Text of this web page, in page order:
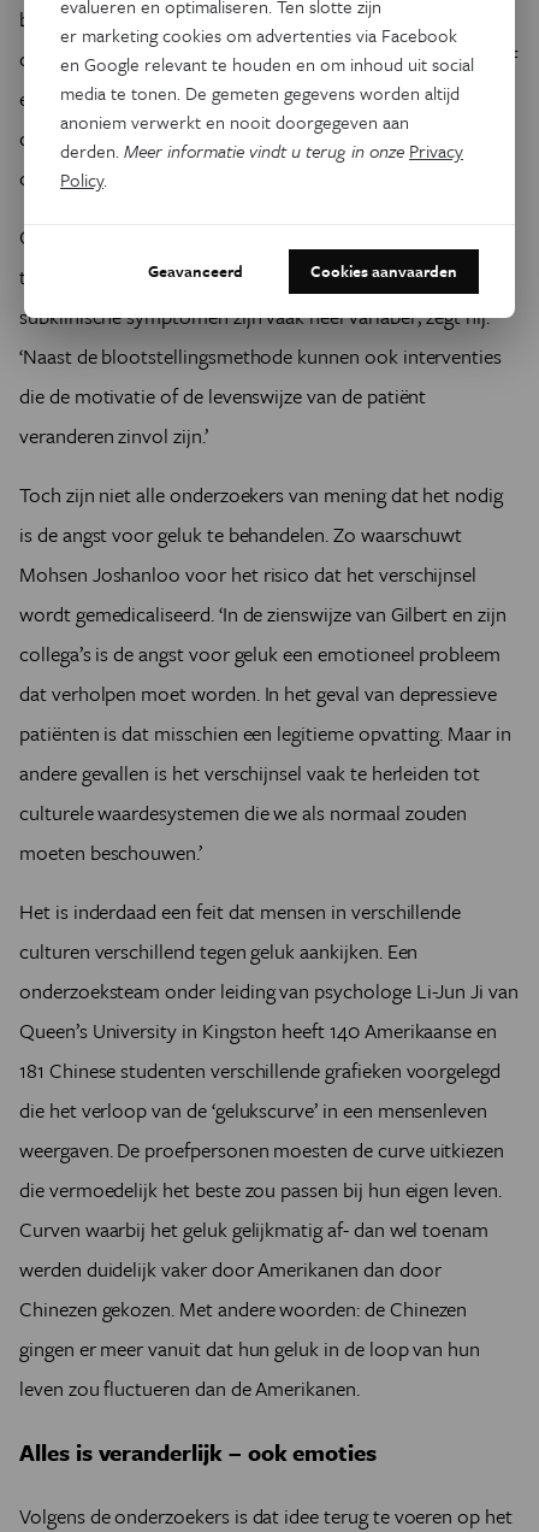
bij beetje meer geluksgevoelens toe te laten, bijvoorbeeld
door bewust te genieten van de smaak van een maaltijd.’ Of
een dergelijke combinatie van mindfulness en blootstelling
de symptomen werkelijk reduceert is echter nog niet
onderzocht.
Ook Jürgen Margraf denkt dat het zinvol is het probleem
therapeutisch aan te pakken. ‘Vooral minder uitgesproken,
subklinische symptomen zijn vaak heel variabel’, zegt hij.
‘Naast de blootstellingsmethode kunnen ook interventies
die de motivatie of de levenswijze van de patiënt
veranderen zinvol zijn.’
Toch zijn niet alle onderzoekers van mening dat het nodig
is de angst voor geluk te behandelen. Zo waarschuwt
Mohsen Joshanloo voor het risico dat het verschijnsel
wordt gemedicaliseerd. ‘In de zienswijze van Gilbert en zijn
collega’s is de angst voor geluk een emotioneel probleem
dat verholpen moet worden. In het geval van depressieve
patiënten is dat misschien een legitieme opvatting. Maar in
andere gevallen is het verschijnsel vaak te herleiden tot
culturele waardesystemen die we als normaal zouden
moeten beschouwen.’
Het is inderdaad een feit dat mensen in verschillende
culturen verschillend tegen geluk aankijken. Een
onderzoeksteam onder leiding van psychologe Li-Jun Ji van
Queen’s University in Kingston heeft 140 Amerikaanse en
181 Chinese studenten verschillende grafieken voorgelegd
die het verloop van de ‘gelukscurve’ in een mensenleven
weergaven. De proefpersonen moesten de curve uitkiezen
die vermoedelijk het beste zou passen bij hun eigen leven.
Curven waarbij het geluk gelijkmatig af- dan wel toenam
werden duidelijk vaker door Amerikanen dan door
Chinezen gekozen. Met andere woorden: de Chinezen
gingen er meer vanuit dat hun geluk in de loop van hun
leven zou fluctueren dan de Amerikanen.
Alles is veranderlijk – ook emoties
Volgens de onderzoekers is dat idee terug te voeren op het
evalueren en optimaliseren. Ten slotte zijn
er marketing cookies om advertenties via Facebook
en Google relevant te houden en om inhoud uit social
media te tonen. De gemeten gegevens worden altijd
anoniem verwerkt en nooit doorgegeven aan
derden.Meer informatie vindt u terug in onze Privacy
Policy.
Geavanceerd Cookies aanvaarden